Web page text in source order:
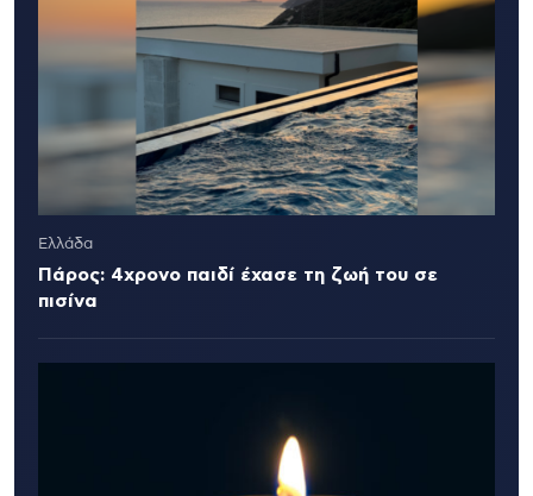
Ελλάδα
Πάρος: 4χρονο παιδί έχασε τη ζωή του σε
πισίνα